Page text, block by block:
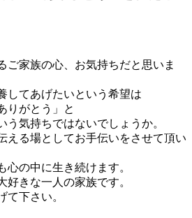
ご家族の心、お気持ちだと思いま
してあげたいという希望は
りがとう」と
う気持ちではないでしょうか。
える場としてお手伝いをさせて頂い
心の中に生き続けます。
好きな一人の家族です。
て下さい。